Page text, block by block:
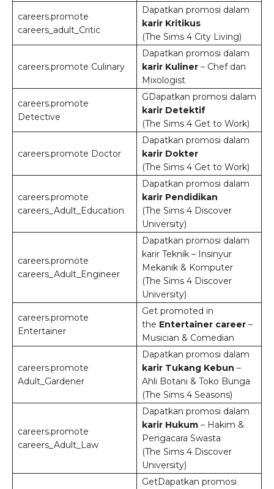
careers.promote
careers_adult_Critic
Dapatkan promosi dalam
karir Kritikus
(The Sims 4 City Living)
careers.promote Culinary
Dapatkan promosi dalam
karir Kuliner – Chef dan
Mixologist
careers.promote
Detective
GDapatkan promosi dalam
karir Detektif
(The Sims 4 Get to Work)
careers.promote Doctor
Dapatkan promosi dalam
karir Dokter
(The Sims 4 Get to Work)
careers.promote
careers_Adult_Education
Dapatkan promosi dalam
karir Pendidikan
(The Sims 4 Discover
University)
careers.promote
careers_Adult_Engineer
Dapatkan promosi dalam
karir Teknik – Insinyur
Mekanik & Komputer
(The Sims 4 Discover
University)
careers.promote
Entertainer
Get promoted in
the Entertainer career –
Musician & Comedian
careers.promote
Adult_Gardener
Dapatkan promosi dalam
karir Tukang Kebun –
Ahli Botani & Toko Bunga
(The Sims 4 Seasons)
careers.promote
careers_Adult_Law
Dapatkan promosi dalam
karir Hukum – Hakim &
Pengacara Swasta
(The Sims 4 Discover
University)
GetDapatkan promosi